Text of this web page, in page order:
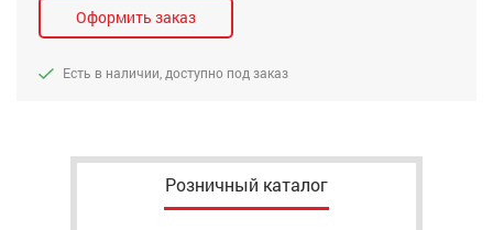
Оформить заказ
Есть в наличии, доступно под заказ
Розничный каталог